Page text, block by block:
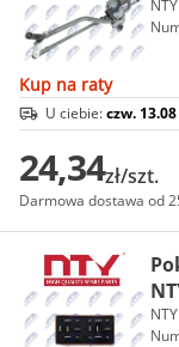
Kup na raty
U ciebie:czw. 13.08
24,34zł/szt.
Darmowa dostawa od